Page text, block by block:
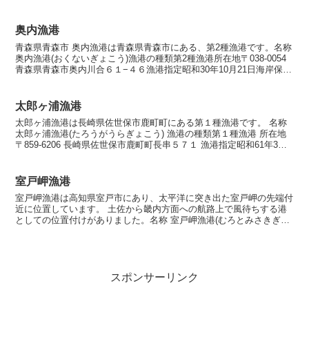
奥内漁港
青森県青森市 奥内漁港は青森県青森市にある、第2種漁港です。名称
奥内漁港(おくないぎょこう)漁港の種類第2種漁港所在地〒038-0054
青森県青森市奥内川合６１−４６漁港指定昭和30年10月21日海岸保全
太郎ヶ浦漁港
太郎ヶ浦漁港は長崎県佐世保市鹿町町にある第１種漁港です。 名称
太郎ヶ浦漁港(たろうがうらぎょこう) 漁港の種類第１種漁港 所在地
〒859-6206 長崎県佐世保市鹿町町長串５７１ 漁港指定昭和61年3月
室戸岬漁港
室戸岬漁港は高知県室戸市にあり、太平洋に突き出た室戸岬の先端付
近に位置しています。 土佐から畿内方面への航路上で風待ちする港
としての位置付けがありました。名称 室戸岬漁港(むろとみさきぎょ
スポンサーリンク